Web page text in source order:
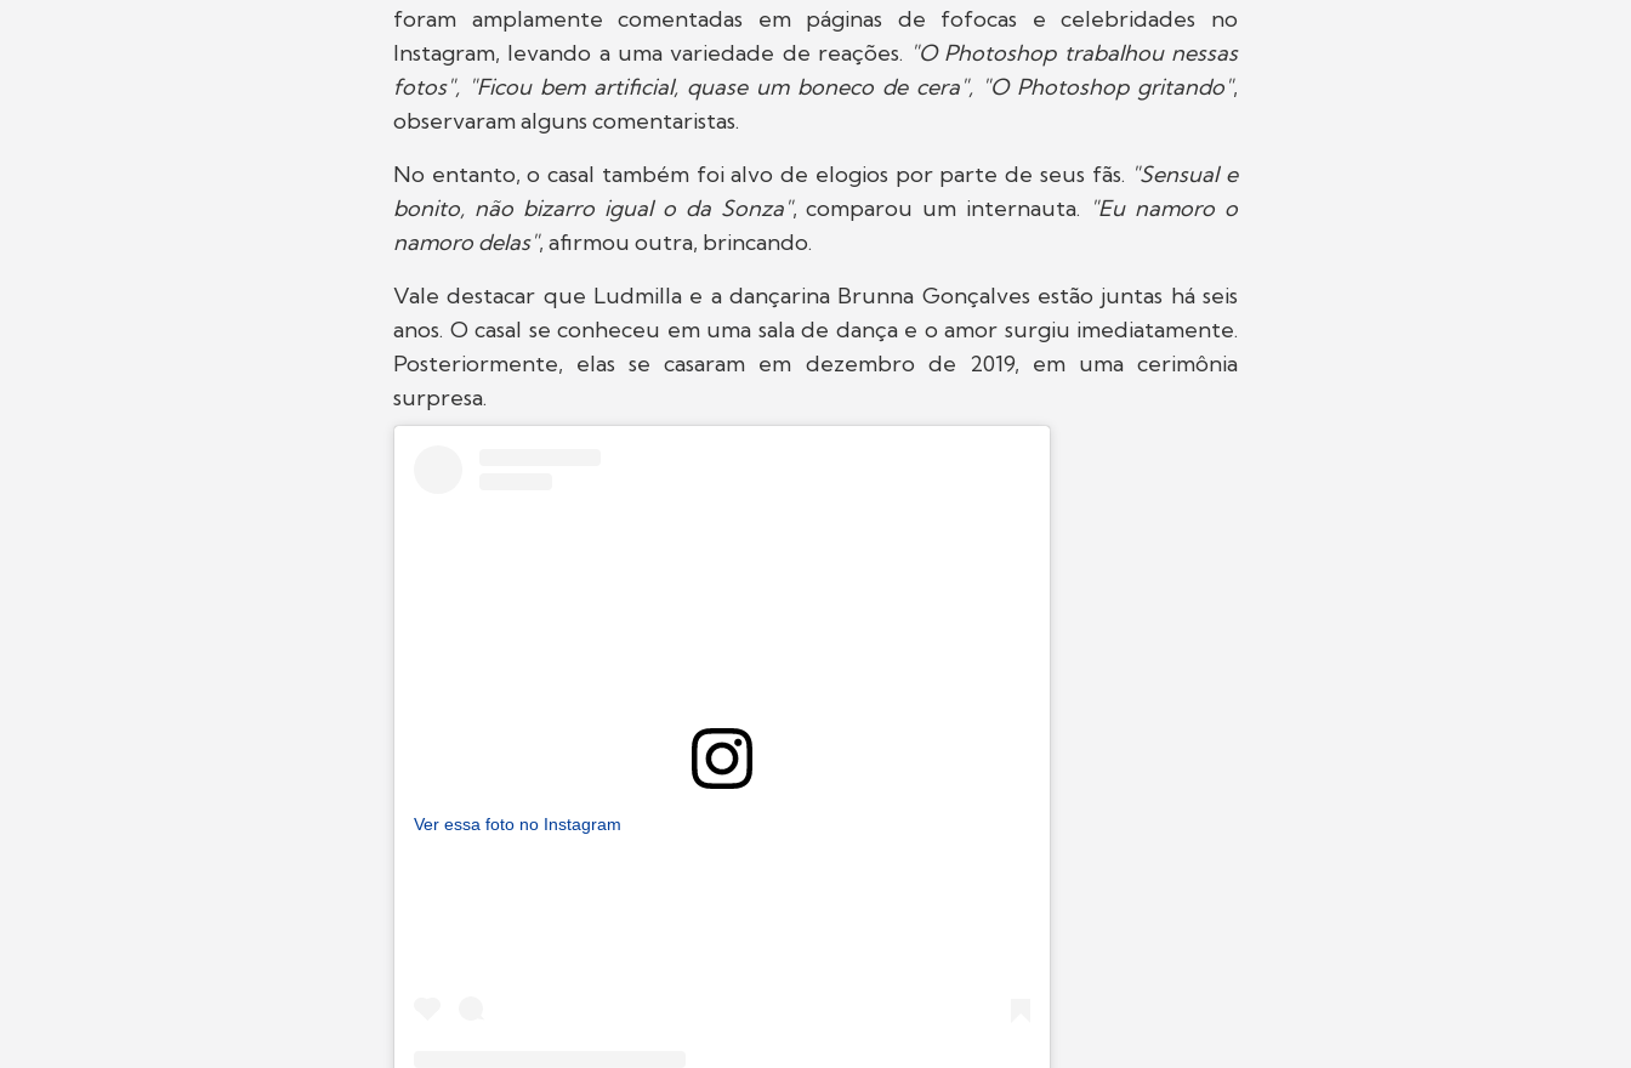
foram amplamente comentadas em páginas de fofocas e celebridades no
Instagram, levando a uma variedade de reações. "O Photoshop trabalhou nessas
fotos", "Ficou bem artificial, quase um boneco de cera", "O Photoshop gritando",
observaram alguns comentaristas.
No entanto, o casal também foi alvo de elogios por parte de seus fãs. "Sensual e
bonito, não bizarro igual o da Sonza", comparou um internauta. "Eu namoro o
namoro delas", afirmou outra, brincando.
Vale destacar que Ludmilla e a dançarina Brunna Gonçalves estão juntas há seis
anos. O casal se conheceu em uma sala de dança e o amor surgiu imediatamente.
Posteriormente, elas se casaram em dezembro de 2019, em uma cerimônia
surpresa.
Ver essa foto no Instagram